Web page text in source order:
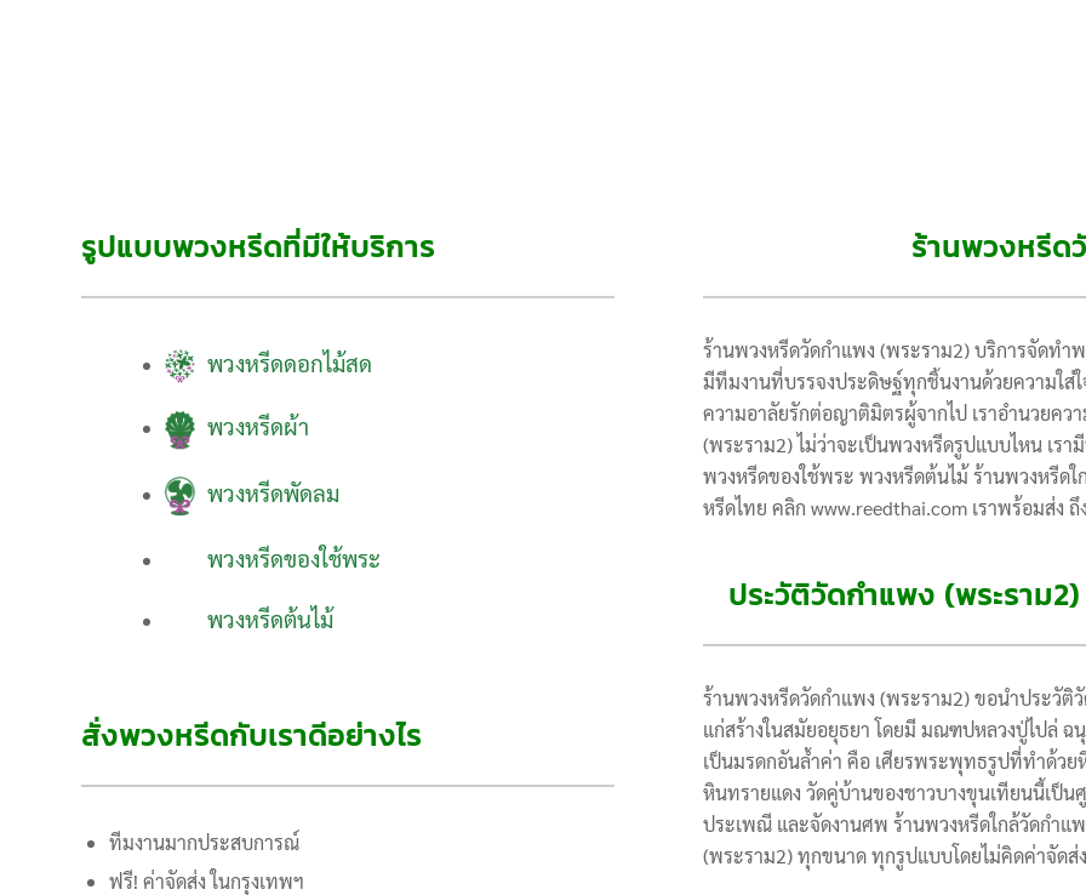
รูปแบบพวงหรีดที่มีให้บริการ
พวงหรีดดอกไม้สด
พวงหรีดผ้า
พวงหรีดพัดลม
พวงหรีดของใช้พระ
พวงหรีดต้นไม้
สั่งพวงหรีดกับเราดีอย่างไร
ทีมงานมากประสบการณ์
ฟรี! ค่าจัดส่ง ในกรุงเทพฯ
ร้านพวงหรีด
ร้านพวงหรีดวัดกำแพง (พระราม2) บริการจัดทำ
มีทีมงานที่บรรจงประดิษฐ์ทุกชิ้นงานด้วยความใ
ความอาลัยรักต่อญาติมิตรผู้จากไป เราอำนวยคว
(พระราม2) ไม่ว่าจะเป็นพวงหรีดรูปแบบไหน เร
พวงหรีดของใช้พระ พวงหรีดต้นไม้ ร้านพวงหรีด
หรีดไทย คลิก www.reedthai.com เราพร้อมส่ง
ประวัติวัดกำแพง (พระราม
ร้านพวงหรีดวัดกำแพง (พระราม2) ขอนำประวัติ
แก่สร้างในสมัยอยุธยา โดยมี มณฑปหลวงปู่ไปล่
เป็นมรดกอันล้ำค่า คือ เศียรพระพุทธรูปที่ทำด้วย
หินทรายแดง วัดคู่บ้านของชาวบางขุนเทียนนี้เป็
ประเพณี และจัดงานศพ ร้านพวงหรีดใกล้วัดกำแ
(พระราม2) ทุกขนาด ทุกรูปแบบโดยไม่คิดค่าจัดส่